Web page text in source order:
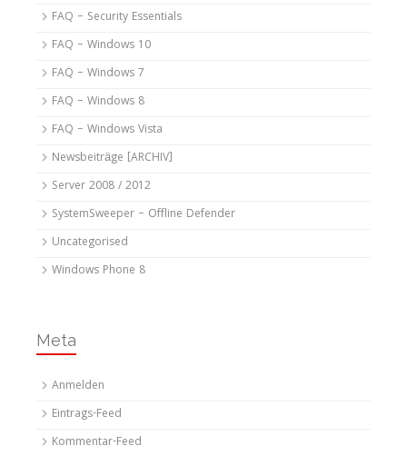
FAQ – Security Essentials
FAQ – Windows 10
FAQ – Windows 7
FAQ – Windows 8
FAQ – Windows Vista
Newsbeiträge [ARCHIV]
Server 2008 / 2012
SystemSweeper – Offline Defender
Uncategorised
Windows Phone 8
Meta
Anmelden
Eintrags-Feed
Kommentar-Feed